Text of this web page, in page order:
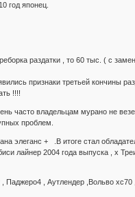
год японец.
раздатки , то 60 тыс. ( с
признаки третьей кончины
!!!!
часто владельцам мурано не
проблем.
элеганс + .В итоге стал
лайнер 2004 года выпуска , х
Паджеро4 , Аутлендер ,Вольво хс70